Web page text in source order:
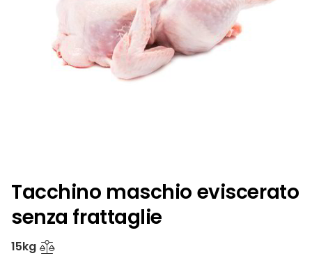
Tacchino maschio eviscerato
senza frattaglie
15kg